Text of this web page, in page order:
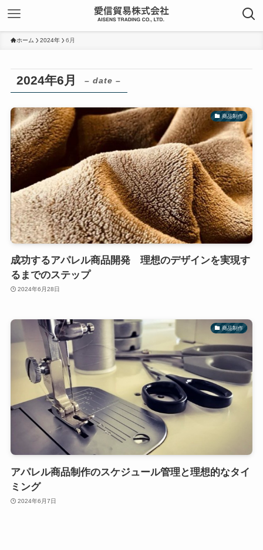
ホーム 2024年 6月
2024年6月 – date –
商品制作
成功するアパレル商品開発 理想のデザインを実現す
るまでのステップ
2024年6月28日
商品制作
アパレル商品制作のスケジュール管理と理想的なタイ
ミング
2024年6月7日